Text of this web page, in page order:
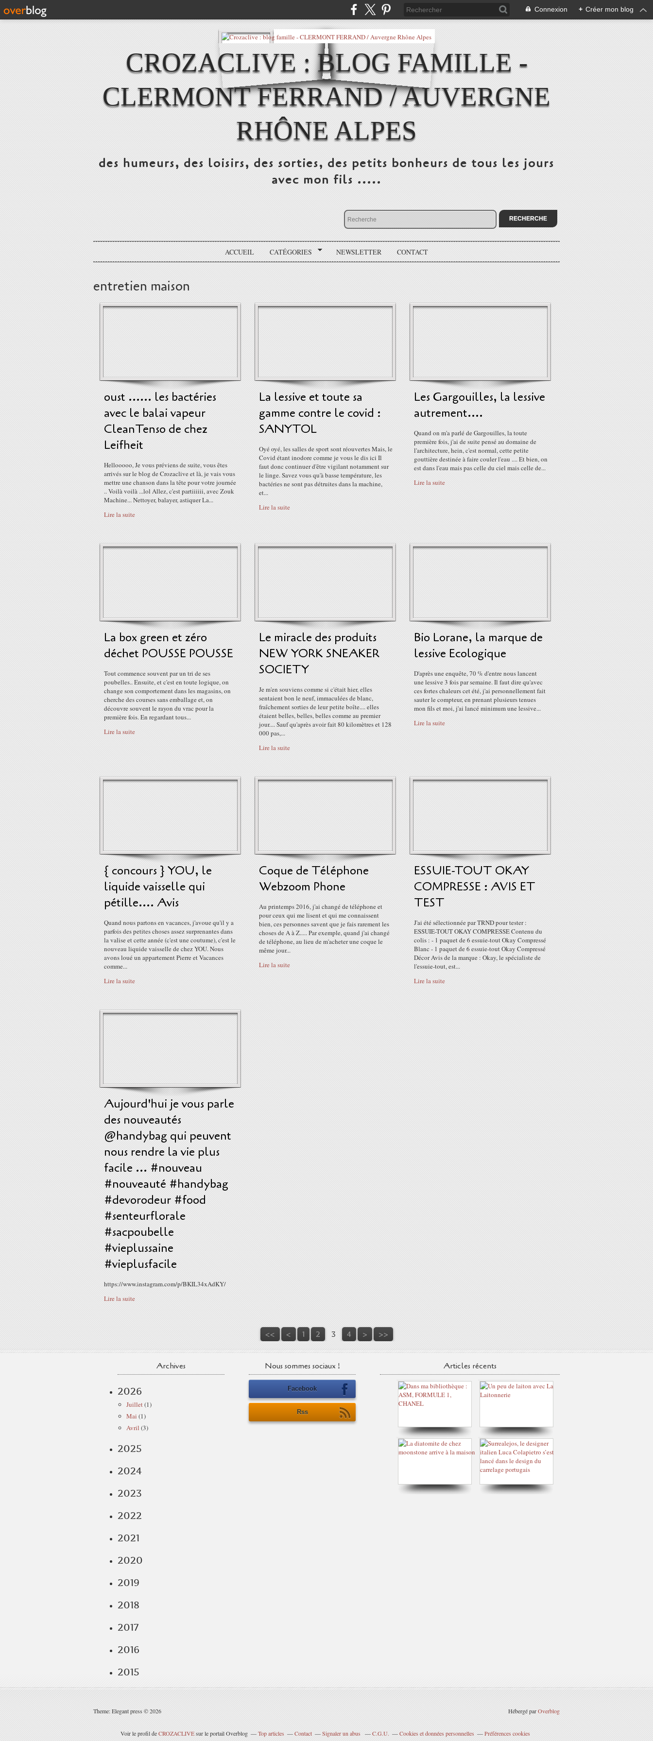
Connexion + Créer mon blog
CROZACLIVE : BLOG FAMILLE -
CLERMONT FERRAND / AUVERGNE
RHÔNE ALPES
des humeurs, des loisirs, des sorties, des petits bonheurs de tous les jours
avec mon fils .....
ACCUEIL CATÉGORIES NEWSLETTER CONTACT
entretien maison
oust ...... les bactéries
avec le balai vapeur
CleanTenso de chez
Leifheit
Hellooooo, Je vous préviens de suite, vous êtes
arrivés sur le blog de Crozaclive et là, je vais vous
mettre une chanson dans la tête pour votre journée
.. Voilà voilà ...lol Allez, c'est partiiiiii, avec Zouk
Machine... Nettoyer, balayer, astiquer La...
Lire la suite
La lessive et toute sa
gamme contre le covid :
SANYTOL
Oyé oyé, les salles de sport sont réouvertes Mais, le
Covid étant inodore comme je vous le dis ici Il
faut donc continuer d'être vigilant notamment sur
le linge. Savez vous qu'à basse température, les
bactéries ne sont pas détruites dans la machine,
et...
Lire la suite
Les Gargouilles, la lessive
autrement....
Quand on m'a parlé de Gargouilles, la toute
première fois, j'ai de suite pensé au domaine de
l'architecture, hein, c'est normal, cette petite
gouttière destinée à faire couler l'eau .... Et bien, on
est dans l'eau mais pas celle du ciel mais celle de...
Lire la suite
La box green et zéro
déchet POUSSE POUSSE
Tout commence souvent par un tri de ses
poubelles.. Ensuite, et c'est en toute logique, on
change son comportement dans les magasins, on
cherche des courses sans emballage et, on
découvre souvent le rayon du vrac pour la
première fois. En regardant tous...
Lire la suite
Le miracle des produits
NEW YORK SNEAKER
SOCIETY
Je m'en souviens comme si c'était hier, elles
sentaient bon le neuf, immaculées de blanc,
fraîchement sorties de leur petite boîte.... elles
étaient belles, belles, belles comme au premier
jour.... Sauf qu'après avoir fait 80 kilomètres et 128
000 pas,...
Lire la suite
Bio Lorane, la marque de
lessive Ecologique
D'après une enquête, 70 % d'entre nous lancent
une lessive 3 fois par semaine. Il faut dire qu'avec
ces fortes chaleurs cet été, j'ai personnellement fait
sauter le compteur, en prenant plusieurs tenues
mon fils et moi, j'ai lancé minimum une lessive...
Lire la suite
{ concours } YOU, le
liquide vaisselle qui
pétille.... Avis
Quand nous partons en vacances, j'avoue qu'il y a
parfois des petites choses assez surprenantes dans
la valise et cette année (c'est une coutume), c'est le
nouveau liquide vaisselle de chez YOU. Nous
avons loué un appartement Pierre et Vacances
comme...
Lire la suite
Coque de Téléphone
Webzoom Phone
Au printemps 2016, j'ai changé de téléphone et
pour ceux qui me lisent et qui me connaissent
bien, ces personnes savent que je fais rarement les
choses de A à Z..... Par exemple, quand j'ai changé
de téléphone, au lieu de m'acheter une coque le
même jour...
Lire la suite
ESSUIE-TOUT OKAY
COMPRESSE : AVIS ET
TEST
J'ai été sélectionnée par TRND pour tester :
ESSUIE-TOUT OKAY COMPRESSE Contenu du
colis : - 1 paquet de 6 essuie-tout Okay Compressé
Blanc - 1 paquet de 6 essuie-tout Okay Compressé
Décor Avis de la marque : Okay, le spécialiste de
l'essuie-tout, est...
Lire la suite
Aujourd'hui je vous parle
des nouveautés
@handybag qui peuvent
nous rendre la vie plus
facile ... #nouveau
#nouveauté #handybag
#devorodeur #food
#senteurflorale
#sacpoubelle
#vieplussaine
#vieplusfacile
https://www.instagram.com/p/BKIL34xAdKY/
Lire la suite
<< < 1 2 3 4 > >>
Archives
2026
Juillet(1)
Mai (1)
Avril (3)
2025
2024
2023
2022
2021
2020
2019
2018
2017
2016
2015
Nous sommes sociaux !
Facebook
Rss
Articles récents
Theme: Elegant press © 2026 Hébergé parOverblog
Voir le profil deCROZACLIVEsur le portail Overblog Top articles Contact Signaler un abus C.G.U. Cookies et données personnelles Préférences cookies